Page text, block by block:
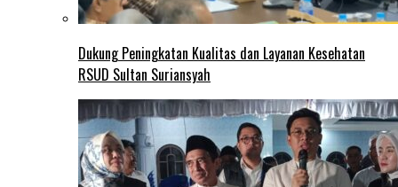
Dukung Peningkatan Kualitas dan Layanan Kesehatan
RSUD Sultan Suriansyah